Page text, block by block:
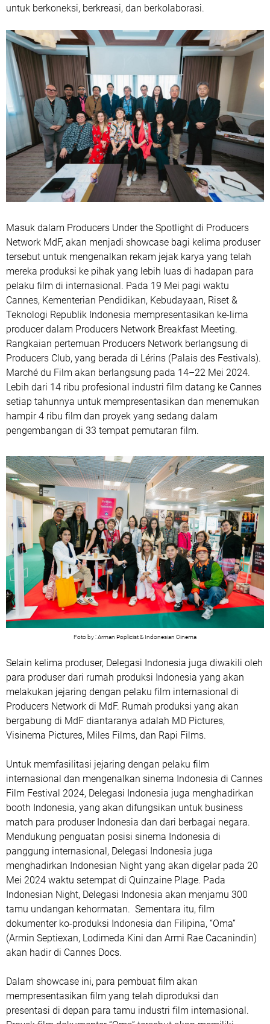
untuk berkoneksi, berkreasi, dan berkolaborasi.
Masuk dalam Producers Under the Spotlight di Producers
Network MdF, akan menjadi showcase bagi kelima produser
tersebut untuk mengenalkan rekam jejak karya yang telah
mereka produksi ke pihak yang lebih luas di hadapan para
pelaku film di internasional. Pada 19 Mei pagi waktu
Cannes, Kementerian Pendidikan, Kebudayaan, Riset &
Teknologi Republik Indonesia mempresentasikan ke-lima
producer dalam Producers Network Breakfast Meeting.
Rangkaian pertemuan Producers Network berlangsung di
Producers Club, yang berada di Lérins (Palais des Festivals).
Marché du Film akan berlangsung pada 14–22 Mei 2024.
Lebih dari 14 ribu profesional industri film datang ke Cannes
setiap tahunnya untuk mempresentasikan dan menemukan
hampir 4 ribu film dan proyek yang sedang dalam
pengembangan di 33 tempat pemutaran film.
Foto by : Arman Poplicist & Indonesian Cinema
Selain kelima produser, Delegasi Indonesia juga diwakili oleh
para produser dari rumah produksi Indonesia yang akan
melakukan jejaring dengan pelaku film internasional di
Producers Network di MdF. Rumah produksi yang akan
bergabung di MdF diantaranya adalah MD Pictures,
Visinema Pictures, Miles Films, dan Rapi Films.
Untuk memfasilitasi jejaring dengan pelaku film
internasional dan mengenalkan sinema Indonesia di Cannes
Film Festival 2024, Delegasi Indonesia juga menghadirkan
booth Indonesia, yang akan difungsikan untuk business
match para produser Indonesia dan dari berbagai negara.
Mendukung penguatan posisi sinema Indonesia di
panggung internasional, Delegasi Indonesia juga
menghadirkan Indonesian Night yang akan digelar pada 20
Mei 2024 waktu setempat di Quinzaine Plage. Pada
Indonesian Night, Delegasi Indonesia akan menjamu 300
tamu undangan kehormatan. Sementara itu, film
dokumenter ko-produksi Indonesia dan Filipina, “Oma”
(Armin Septiexan, Lodimeda Kini dan Armi Rae Cacanindin)
akan hadir di Cannes Docs.
Dalam showcase ini, para pembuat film akan
mempresentasikan film yang telah diproduksi dan
presentasi di depan para tamu industri film internasional.